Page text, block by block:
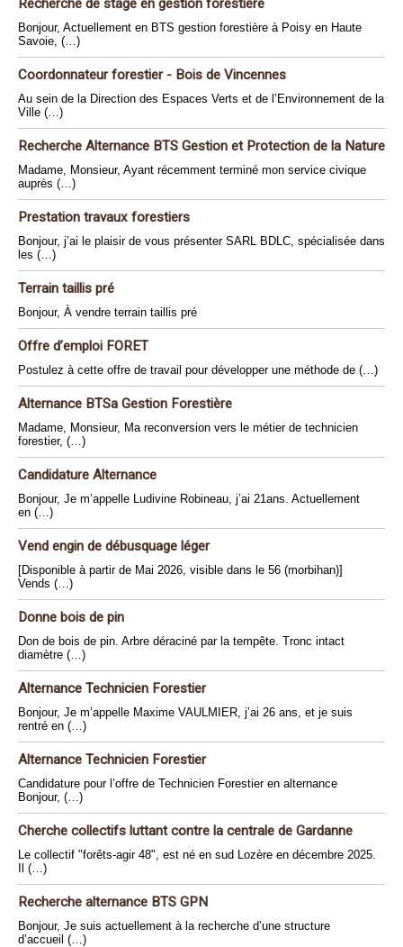
Recherche de stage en gestion forestière
Bonjour, Actuellement en BTS gestion forestière à Poisy en Haute
Savoie, (…)
Coordonnateur forestier - Bois de Vincennes
Au sein de la Direction des Espaces Verts et de l’Environnement de la
Ville (…)
Recherche Alternance BTS Gestion et Protection de la Nature
Madame, Monsieur, Ayant récemment terminé mon service civique
auprès (…)
Prestation travaux forestiers
Bonjour, j’ai le plaisir de vous présenter SARL BDLC, spécialisée dans
les (…)
Terrain taillis pré
Bonjour, À vendre terrain taillis pré
Offre d’emploi FORET
Postulez à cette offre de travail pour développer une méthode de (…)
Alternance BTSa Gestion Forestière
Madame, Monsieur, Ma reconversion vers le métier de technicien
forestier, (…)
Candidature Alternance
Bonjour, Je m’appelle Ludivine Robineau, j’ai 21ans. Actuellement
en (…)
Vend engin de débusquage léger
[Disponible à partir de Mai 2026, visible dans le 56 (morbihan)]
Vends (…)
Donne bois de pin
Don de bois de pin. Arbre déraciné par la tempête. Tronc intact
diamètre (…)
Alternance Technicien Forestier
Bonjour, Je m’appelle Maxime VAULMIER, j’ai 26 ans, et je suis
rentré en (…)
Alternance Technicien Forestier
Candidature pour l’offre de Technicien Forestier en alternance
Bonjour, (…)
Cherche collectifs luttant contre la centrale de Gardanne
Le collectif "forêts-agir 48", est né en sud Lozère en décembre 2025.
Il (…)
Recherche alternance BTS GPN
Bonjour, Je suis actuellement à la recherche d’une structure
d’accueil (…)